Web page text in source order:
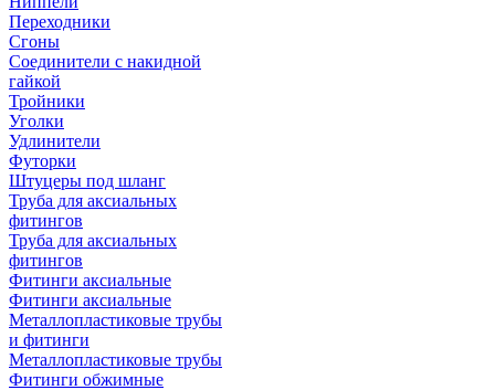
Переходники
Сгоны
Соединители с накидной
гайкой
Тройники
Уголки
Удлинители
Футорки
Штуцеры под шланг
Труба для аксиальных
фитингов
Труба для аксиальных
фитингов
Фитинги аксиальные
Фитинги аксиальные
Металлопластиковые трубы
и фитинги
Металлопластиковые трубы
Фитинги обжимные